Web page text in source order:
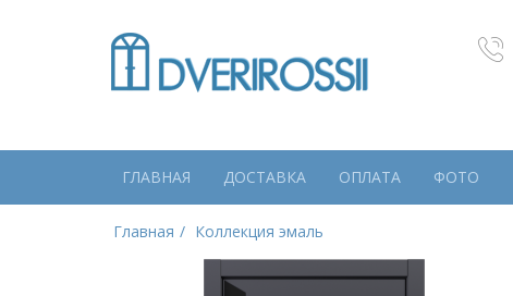
ГЛАВНАЯ ДОСТАВКА ОПЛАТА ФОТО
Главная Коллекция эмаль